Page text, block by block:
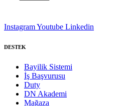
InstagramYoutube Linkedin
DESTEK
Bayilik Sistemi
İş Başvurusu
Duty
DN Akademi
Mağaza